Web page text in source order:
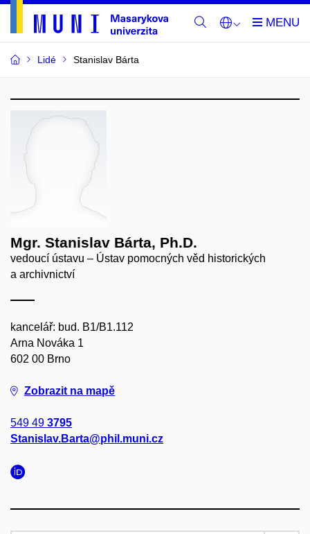
Lidé Stanislav Bárta
Mgr. Stanislav Bárta, Ph.D.
vedoucí ústavu – Ústav pomocných věd historických
a archivnictví
kancelář: bud. B1/B1.112
Arna Nováka 1
602 00 Brno
Zobrazit na mapě
549 49 3795
Stanislav.Barta@phil.muni.cz